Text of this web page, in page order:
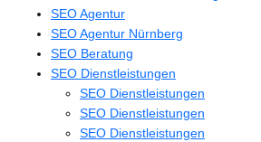
SEO Agentur
SEO Agentur Nürnberg
SEO Beratung
SEO Dienstleistungen
SEO Dienstleistungen
SEO Dienstleistungen
SEO Dienstleistungen